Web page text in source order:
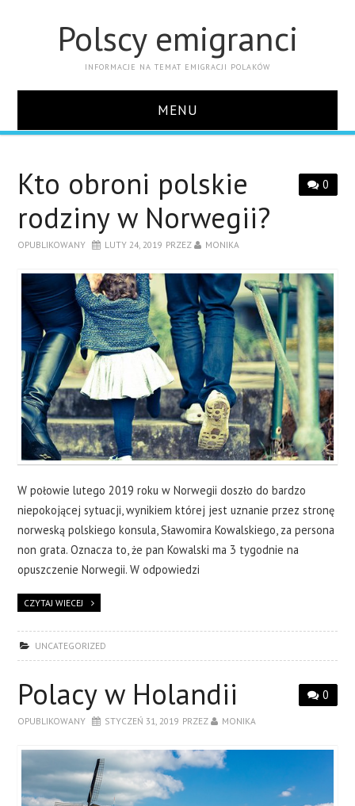
Polscy emigranci
INFORMACJE NA TEMAT EMIGRACJI POLAKÓW
MENU
KONTAKT
0
Kto obroni polskie
rodziny w Norwegii?
OPUBLIKOWANY LUTY 24, 2019 PRZEZ MONIKA
W połowie lutego 2019 roku w Norwegii doszło do bardzo
niepokojącej sytuacji, wynikiem której jest uznanie przez stronę
norweską polskiego konsula, Sławomira Kowalskiego, za persona
non grata. Oznacza to, że pan Kowalski ma 3 tygodnie na
opuszczenie Norwegii. W odpowiedzi
CZYTAJ WIECEJ
UNCATEGORIZED
0
Polacy w Holandii
OPUBLIKOWANY STYCZEŃ 31, 2019 PRZEZ MONIKA